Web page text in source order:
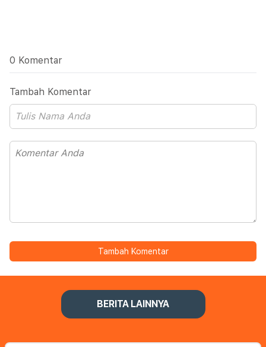
0 Komentar
Tambah Komentar
Tambah Komentar
BERITA LAINNYA